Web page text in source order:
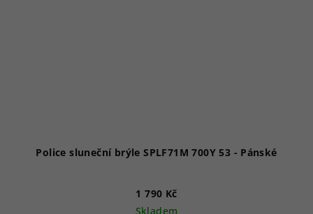
Police sluneční brýle SPLF71M 700Y 53 - Pánské
1 790 Kč
Skladem